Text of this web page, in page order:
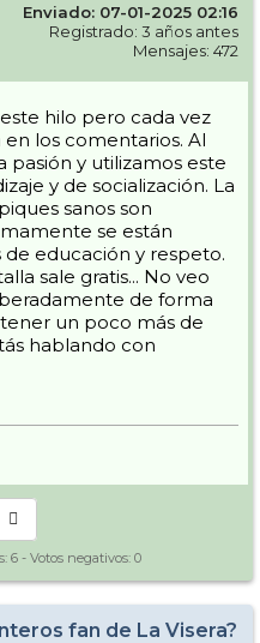
Enviado: 07-01-2025 02:16
Registrado: 3 años antes
Mensajes: 472
hilo pero cada vez
los comentarios. Al
y utilizamos este
y de socialización. La
sanos son
se están
educación y respeto.
sale gratis... No veo
de forma
un poco más de
hablando con
6 - Votos negativos: 0
fan de La Visera?